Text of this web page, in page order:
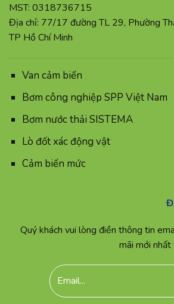
MST: 0318736715
Địa chỉ: 77/17 đường TL 29, Phường
TP Hồ Chí Minh
Van cảm biến
Bơm công nghiệp SPP Việt Nam
Bơm nước thải SISTEMA
Lò đốt xác động vật
Cảm biến mức
Quý khách vui lòng điền thông tin
mãi mới